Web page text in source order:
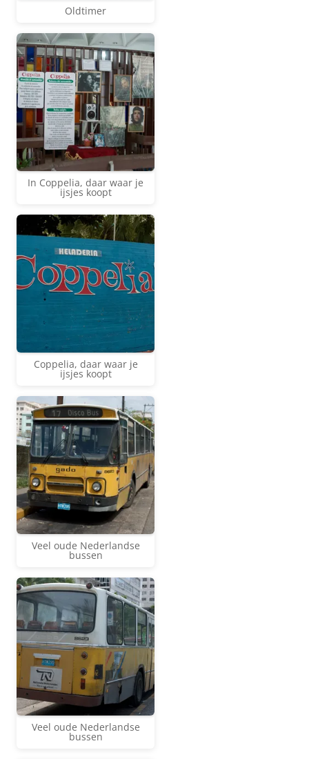
Oldtimer
In Coppelia, daar waar je
ijsjes koopt
Coppelia, daar waar je
ijsjes koopt
Veel oude Nederlandse
bussen
Veel oude Nederlandse
bussen